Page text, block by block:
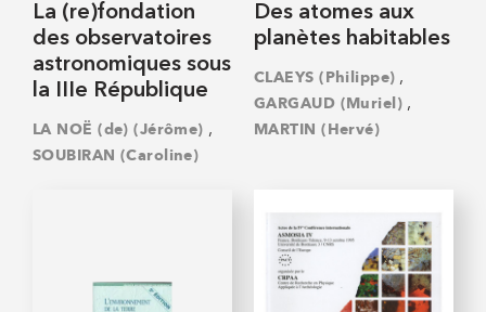
La (re)fondation
des observatoires
astronomiques sous
la IIIe République
LA NOË (de) (Jérôme) ,
SOUBIRAN (Caroline)
Des atomes aux
planètes habitables
CLAEYS (Philippe) ,
GARGAUD (Muriel) ,
MARTIN (Hervé)